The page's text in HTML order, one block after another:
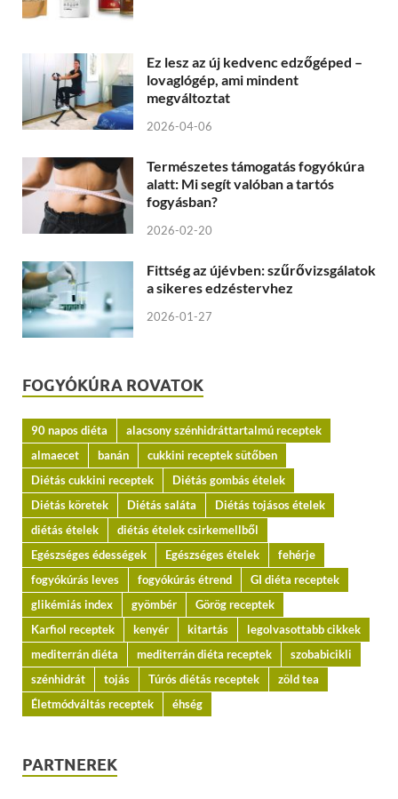
Ez lesz az új kedvenc edzőgéped –
lovaglógép, ami mindent
megváltoztat
2026-04-06
Természetes támogatás fogyókúra
alatt: Mi segít valóban a tartós
fogyásban?
2026-02-20
Fittség az újévben: szűrővizsgálatok
a sikeres edzéstervhez
2026-01-27
FOGYÓKÚRA ROVATOK
90 napos diéta
alacsony szénhidráttartalmú receptek
almaecet
banán
cukkini receptek sütőben
Diétás cukkini receptek
Diétás gombás ételek
Diétás köretek
Diétás saláta
Diétás tojásos ételek
diétás ételek
diétás ételek csirkemellből
Egészséges édességek
Egészséges ételek
fehérje
fogyókúrás leves
fogyókúrás étrend
GI diéta receptek
glikémiás index
gyömbér
Görög receptek
Karfiol receptek
kenyér kitartás
legolvasottabb cikkek
mediterrán diéta
mediterrán diéta receptek
szobabicikli
szénhidrát
tojás Túrós diétás receptek
zöld tea
Életmódváltás receptek
éhség
PARTNEREK